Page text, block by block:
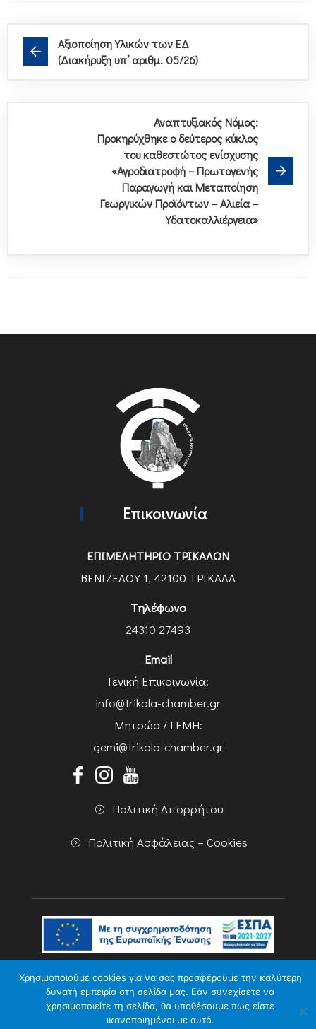
Αξιοποίηση Υλικών των ΕΔ
(Διακήρυξη υπ’ αριθμ. 05/26)
Αναπτυξιακός Νόμος:
Προκηρύχθηκε ο δεύτερος κύκλος
του καθεστώτος ενίσχυσης
«Αγροδιατροφή – Πρωτογενής
Παραγωγή και Μεταποίηση
Γεωργικών Προϊόντων – Αλιεία –
Υδατοκαλλιέργεια»
Επικοινωνία
ΕΠΙΜΕΛΗΤΗΡΙΟ ΤΡΙΚΑΛΩΝ
ΒΕΝΙΖΕΛΟΥ 1, 42100 ΤΡΙΚΑΛΑ
Τηλέφωνο
24310 27493
Email
Γενική Επικοινωνία:
info@trikala-chamber.gr
Μητρώο / ΓΕΜΗ:
gemi@trikala-chamber.gr
Πολιτική Απορρήτου
Πολιτική Ασφάλειας – Cookies
Χρησιμοποιούμε cookies για να σας προσφέρουμε την καλύτερη
δυνατή εμπειρία στη σελίδα μας. Εάν συνεχίσετε να
χρησιμοποιείτε τη σελίδα, θα υποθέσουμε πως είστε
ικανοποιημένοι με αυτό.
Copyright 2026 Powered by Knowledge A.E.